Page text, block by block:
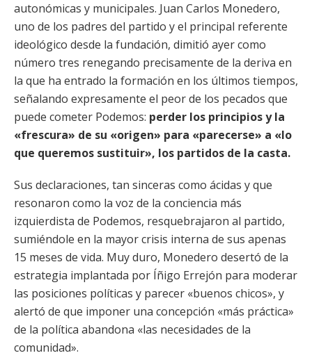
autonómicas y municipales. Juan Carlos Monedero,
uno de los padres del partido y el principal referente
ideológico desde la fundación, dimitió ayer como
número tres renegando precisamente de la deriva en
la que ha entrado la formación en los últimos tiempos,
señalando expresamente el peor de los pecados que
puede cometer Podemos: perder los principios y la
«frescura» de su «origen» para «parecerse» a «lo
que queremos sustituir», los partidos de la casta.
Sus declaraciones, tan sinceras como ácidas y que
resonaron como la voz de la conciencia más
izquierdista de Podemos, resquebrajaron al partido,
sumiéndole en la mayor crisis interna de sus apenas
15 meses de vida. Muy duro, Monedero desertó de la
estrategia implantada por Íñigo Errejón para moderar
las posiciones políticas y parecer «buenos chicos», y
alertó de que imponer una concepción «más práctica»
de la política abandona «las necesidades de la
comunidad».